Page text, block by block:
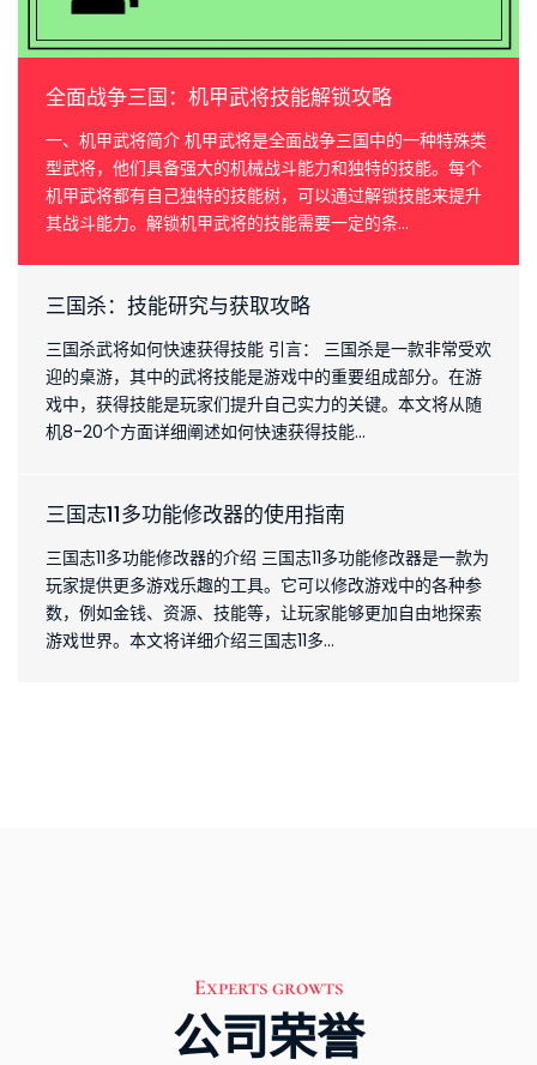
级不仅可以增加属性，还可以解锁更强大的技...
全面战争三国：机甲武将技能解锁攻略
一、机甲武将简介 机甲武将是全面战争三国中的一种特殊类
型武将，他们具备强大的机械战斗能力和独特的技能。每个
机甲武将都有自己独特的技能树，可以通过解锁技能来提升
其战斗能力。解锁机甲武将的技能需要一定的条...
三国杀：技能研究与获取攻略
三国杀武将如何快速获得技能 引言： 三国杀是一款非常受欢
迎的桌游，其中的武将技能是游戏中的重要组成部分。在游
戏中，获得技能是玩家们提升自己实力的关键。本文将从随
机8-20个方面详细阐述如何快速获得技能...
三国志11多功能修改器的使用指南
三国志11多功能修改器的介绍 三国志11多功能修改器是一款为
玩家提供更多游戏乐趣的工具。它可以修改游戏中的各种参
数，例如金钱、资源、技能等，让玩家能够更加自由地探索
游戏世界。本文将详细介绍三国志11多...
一、机甲武将简介 机甲武将是全面战争三国中的一种特殊类
型武将，他们具备强大的机械战斗能力和独特的技能。每个
机甲武将都有自己独特的技能树，可以通过解锁技能来提升
其战斗能力。解锁机甲武将的技能需要一定的条...
Experts growts
公司荣誉